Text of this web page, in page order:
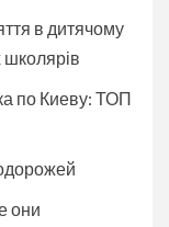
в дитячому
по Киеву: ТОП
они